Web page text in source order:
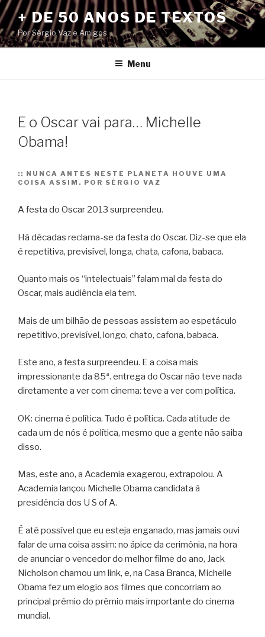
Pular
para
o
conteúdo
+ DE 50 ANOS DE TEXTOS
Por Sérgio Vaz e Amigos
Menu
E o Oscar vai para… Michelle
Obama!
:: NUNCA ANTES NESTE PLANETA HOUVE UMA
COISA ASSIM. POR SÉRGIO VAZ
A festa do Oscar 2013 surpreendeu.
Há décadas reclama-se da festa do Oscar. Diz-se que ela
é repetitiva, previsível, longa, chata, cafona, babaca.
Quanto mais os “intelectuais” falam mal da festa do
Oscar, mais audiência ela tem.
Mais de um bilhão de pessoas assistem ao espetáculo
repetitivo, previsível, longo, chato, cafona, babaca.
Este ano, a festa surpreendeu. E a coisa mais
impressionante da 85ª. entrega do Oscar não teve nada
diretamente a ver com cinema: teve a ver com política.
OK: cinema é política. Tudo é política. Cada atitude de
cada um de nós é política, mesmo que a gente não saiba
disso.
Mas, este ano, a Academia exagerou, extrapolou. A
Academia lançou Michelle Obama candidata à
presidência dos U S of A.
É até possível que eu esteja enganado, mas jamais ouvi
falar de uma coisa assim: no ápice da cerimônia, na hora
de anunciar o vencedor do melhor filme do ano, Jack
Nicholson chamou um link, e, na Casa Branca, Michelle
Obama fez um elogio aos filmes que concorriam ao
principal prêmio do prêmio mais importante do cinema
mundial.